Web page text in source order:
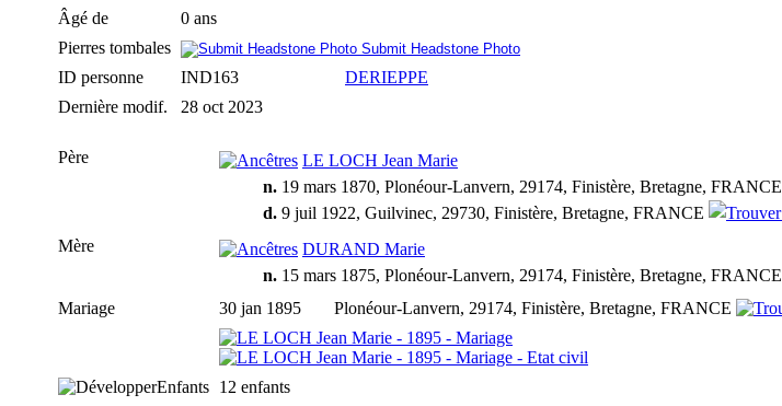
Âgé de
0 ans
Pierres tombales
Submit Headstone Photo
ID personne IND163
DERIEPPE
Dernière modif.
28 oct 2023
Père
LE LOCH Jean Marie
n. 19 mars 1870, Plonéour-Lanvern, 29174, Finistère, Bretagne, FRANCE
d. 9 juil 1922, Guilvinec, 29730, Finistère, Bretagne, FRANCE
Mère
DURAND Marie
n. 15 mars 1875, Plonéour-Lanvern, 29174, Finistère, Bretagne, FRANCE
Mariage
30 jan 1895 Plonéour-Lanvern, 29174, Finistère, Bretagne, FRANCE
Enfants 12 enfants